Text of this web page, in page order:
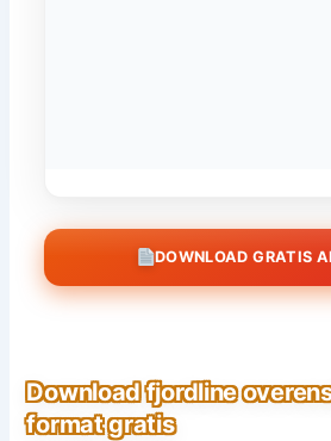
DOWNLOAD GRATIS
Download fjordline
format gratis